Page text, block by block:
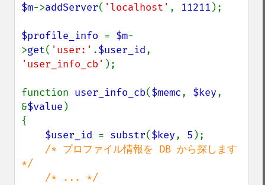
$m->addServer( 'localhost' , 11211 );
$profile_info = $m-
>get( 'user:' .$user_id
'user_info_cb' );
function user_info_cb($memc, $key,
&$value )
{
$user_id = substr($key, 5 );
/* プロファイル情報を DB から探します
*/